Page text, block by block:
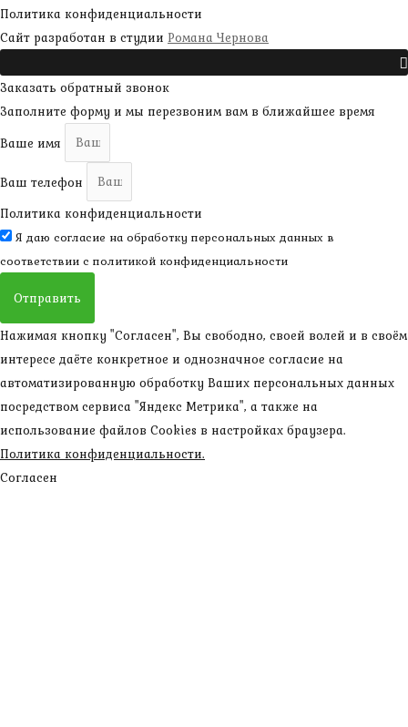
Политика конфиденциальности
Сайт разработан в студии Романа Чернова
Заказать обратный звонок
Заполните форму и мы перезвоним вам в ближайшее время
Ваше имя
Ваш телефон
Политика конфиденциальности
Я даю согласие на обработку персональных данных в
соответствии с политикой конфиденциальности
Отправить
Нажимая кнопку "Согласен", Вы свободно, своей волей и в своём
интересе даёте конкретное и однозначное согласие на
автоматизированную обработку Ваших персональных данных
посредством сервиса "Яндекс Метрика", а также на
использование файлов Cookies в настройках браузера.
Политика конфиденциальности.
Согласен